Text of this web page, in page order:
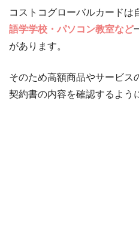
コストコグローバルカードは
語学学校・パソコン教室など
があります。
そのため高額商品やサービス
契約書の内容を確認するよう